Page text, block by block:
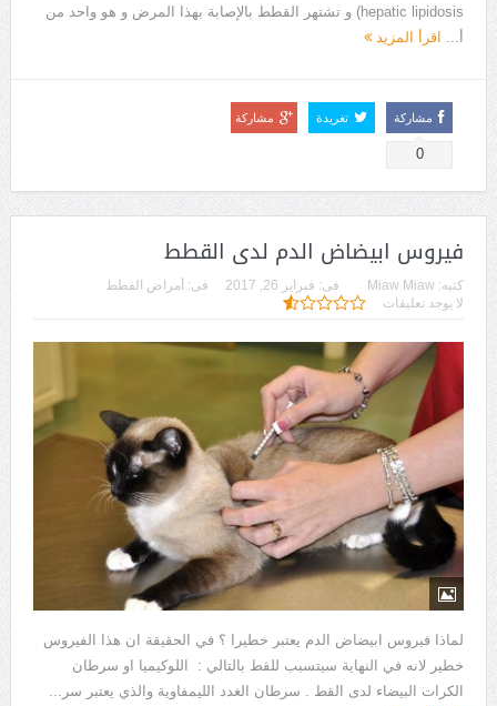
hepatic lipidosis) و تشتهر القطط بالإصابة بهذا المرض و هو واحد من
أ...
اقرأ المزيد
مشاركة
0
تغريدة مشاركة
فيروس ابيضاض الدم لدى القطط
كتبه: Miaw Miaw فى: فبراير 26, 2017 فى: أمراض القطط
لا يوجد تعليقات
لماذا فيروس ابيضاض الدم يعتبر خطيرا ؟ في الحقيقة ان هذا الفيروس
خطير لانه في النهاية سيتسبب للقط بالتالي : اللوكيميا او سرطان
الكرات البيضاء لدى القط . سرطان الغدد الليمفاوية والذي يعتبر سر...